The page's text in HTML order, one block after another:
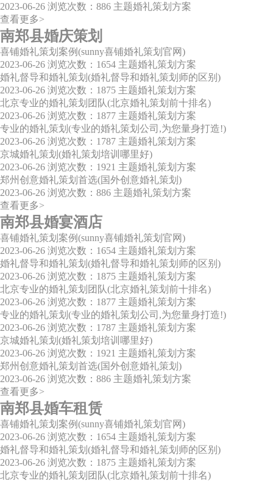
2023-06-26 浏览次数：886 主题婚礼策划方案
查看更多>
南郑县婚庆策划
喜铺婚礼策划案例(sunny喜铺婚礼策划官网)
2023-06-26 浏览次数：1654 主题婚礼策划方案
婚礼督导和婚礼策划(婚礼督导和婚礼策划师的区别)
2023-06-26 浏览次数：1875 主题婚礼策划方案
北京专业的婚礼策划团队(北京婚礼策划前十排名)
2023-06-26 浏览次数：1877 主题婚礼策划方案
专业的婚礼策划(专业的婚礼策划公司,为您量身打造!)
2023-06-26 浏览次数：1787 主题婚礼策划方案
京城婚礼策划(婚礼策划培训哪里好)
2023-06-26 浏览次数：1921 主题婚礼策划方案
郑州创意婚礼策划首选(国外创意婚礼策划)
2023-06-26 浏览次数：886 主题婚礼策划方案
查看更多>
南郑县婚宴酒店
喜铺婚礼策划案例(sunny喜铺婚礼策划官网)
2023-06-26 浏览次数：1654 主题婚礼策划方案
婚礼督导和婚礼策划(婚礼督导和婚礼策划师的区别)
2023-06-26 浏览次数：1875 主题婚礼策划方案
北京专业的婚礼策划团队(北京婚礼策划前十排名)
2023-06-26 浏览次数：1877 主题婚礼策划方案
专业的婚礼策划(专业的婚礼策划公司,为您量身打造!)
2023-06-26 浏览次数：1787 主题婚礼策划方案
京城婚礼策划(婚礼策划培训哪里好)
2023-06-26 浏览次数：1921 主题婚礼策划方案
郑州创意婚礼策划首选(国外创意婚礼策划)
2023-06-26 浏览次数：886 主题婚礼策划方案
查看更多>
南郑县婚车租赁
喜铺婚礼策划案例(sunny喜铺婚礼策划官网)
2023-06-26 浏览次数：1654 主题婚礼策划方案
婚礼督导和婚礼策划(婚礼督导和婚礼策划师的区别)
2023-06-26 浏览次数：1875 主题婚礼策划方案
北京专业的婚礼策划团队(北京婚礼策划前十排名)